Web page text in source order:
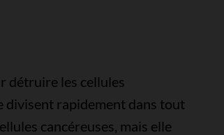
détruire les cellules
divisent rapidement dans tout
cancéreuses, mais elle